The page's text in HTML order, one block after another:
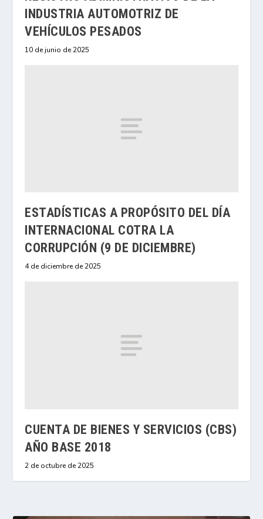
INDUSTRIA AUTOMOTRIZ DE
VEHÍCULOS PESADOS
10 de junio de 2025
ESTADÍSTICAS A PROPÓSITO DEL DÍA
INTERNACIONAL COTRA LA
CORRUPCIÓN (9 DE DICIEMBRE)
4 de diciembre de 2025
CUENTA DE BIENES Y SERVICIOS (CBS)
AÑO BASE 2018
2 de octubre de 2025